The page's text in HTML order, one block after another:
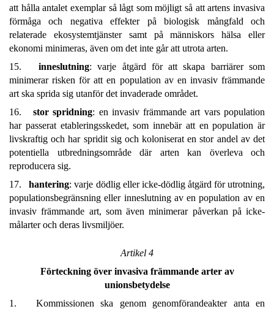
att hålla antalet exemplar så lågt som möjligt så att artens invasiva
förmåga och negativa effekter på biologisk mångfald och
relaterade ekosystemtjänster samt på människors hälsa eller
ekonomi minimeras, även om det inte går att utrota arten.
15. inneslutning: varje åtgärd för att skapa barriärer som
minimerar risken för att en population av en invasiv främmande
art ska sprida sig utanför det invaderade området.
16. stor spridning: en invasiv främmande art vars population
har passerat etableringsskedet, som innebär att en population är
livskraftig och har spridit sig och koloniserat en stor andel av det
potentiella utbredningsområde där arten kan överleva och
reproducera sig.
17.hantering: varje dödlig eller icke-dödlig åtgärd för utrotning,
populationsbegränsning eller inneslutning av en population av en
invasiv främmande art, som även minimerar påverkan på icke-
målarter och deras livsmiljöer.
Artikel 4
Förteckning över invasiva främmande arter av
unionsbetydelse
1. Kommissionen ska genom genomförandeakter anta en